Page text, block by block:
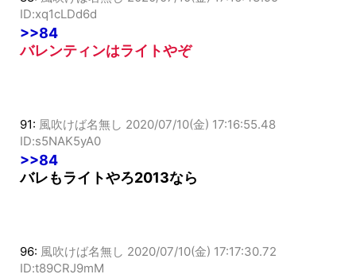
ID:xq1cLDd6d
>>84
バレンティンはライトやぞ
91: 風吹けば名無し 2020/07/10(金) 17:16:55.48
ID:s5NAK5yA0
>>84
バレもライトやろ2013なら
96: 風吹けば名無し 2020/07/10(金) 17:17:30.72
ID:t89CRJ9mM